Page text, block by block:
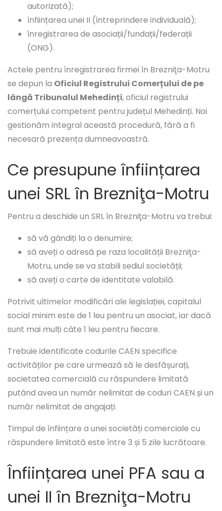
autorizată);
înființarea unei II (întreprindere individuală);
înregistrarea de asociații/fundații/federații
(ONG).
Actele pentru înregistrarea firmei în Brezniţa-Motru
se depun la Oficiul Registrului Comerțului de pe
lângă Tribunalul Mehedinți, oficiul registrului
comerțului competent pentru județul Mehedinți. Noi
gestionăm integral această procedură, fără a fi
necesară prezența dumneavoastră.
Ce presupune înființarea
unei SRL în Brezniţa-Motru
Pentru a deschide un SRL în Brezniţa-Motru va trebui:
să vă gândiți la o denumire;
să aveți o adresă pe raza localității Brezniţa-
Motru, unde se va stabili sediul societății;
să aveți o carte de identitate valabilă.
Potrivit ultimelor modificări ale legislației, capitalul
social minim este de 1 leu pentru un asociat, iar dacă
sunt mai mulți câte 1 leu pentru fiecare.
Trebuie identificate codurile CAEN specifice
activităților pe care urmează să le desfășurați,
societatea comercială cu răspundere limitată
putând avea un număr nelimitat de coduri CAEN și un
număr nelimitat de angajați.
Timpul de înființare a unei societăți comerciale cu
răspundere limitată este între 3 și 5 zile lucrătoare.
Înființarea unei PFA sau a
unei II în Brezniţa-Motru